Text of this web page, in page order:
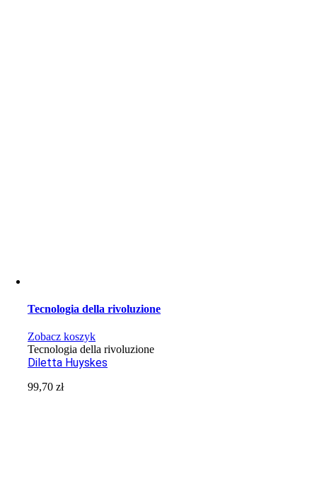
Tecnologia della rivoluzione
Zobacz koszyk
Tecnologia della rivoluzione
Diletta Huyskes
99,70zł